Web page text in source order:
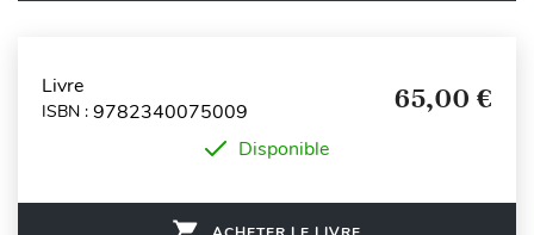
Livre
ISBN : 9782340075009 65,00 €
Disponible